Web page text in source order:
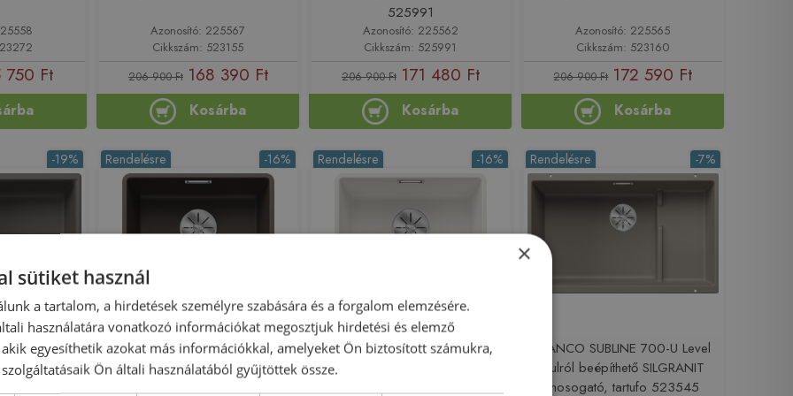
750 Ft
Azonosító: 225567
Cikkszám: 523155
206 900 Ft 168 390 Ft
Kosárba
525991
Azonosító: 225562
Cikkszám: 525991
206 900 Ft 171 480 Ft
Kosárba
Azonosító: 225565
Cikkszám: 523160
206 900 Ft 172 590 Ft
Kosárba
-19%
S Compact
lefolyó-
-16%
Rendelésre
BLANCO SUBLINE 400-F
munkalappal szintbe építhető
-16%
Rendelésre
BLANCO SUBLINE 400-F
munkalappal szintbe építhető
-7%
Rendelésre
BLANCO SUBLINE 700-U Level
alulról beépíthető SILGRANIT
mosogató, tartufo 523545
×
sütiket használ
a tartalom, a hirdetések személyre szabására és a forgalom elemzésére.
használatára vonatkozó információkat megosztjuk hirdetési és elemző
egyesíthetik azokat más információkkal, amelyeket Ön biztosított számukra,
Ön általi használatából gyűjtöttek össze.